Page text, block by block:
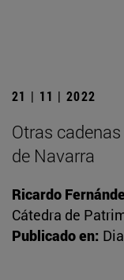
21 | 11 | 2022
Otras
de Navarra
Ricardo
Cátedra de
Publicado en: